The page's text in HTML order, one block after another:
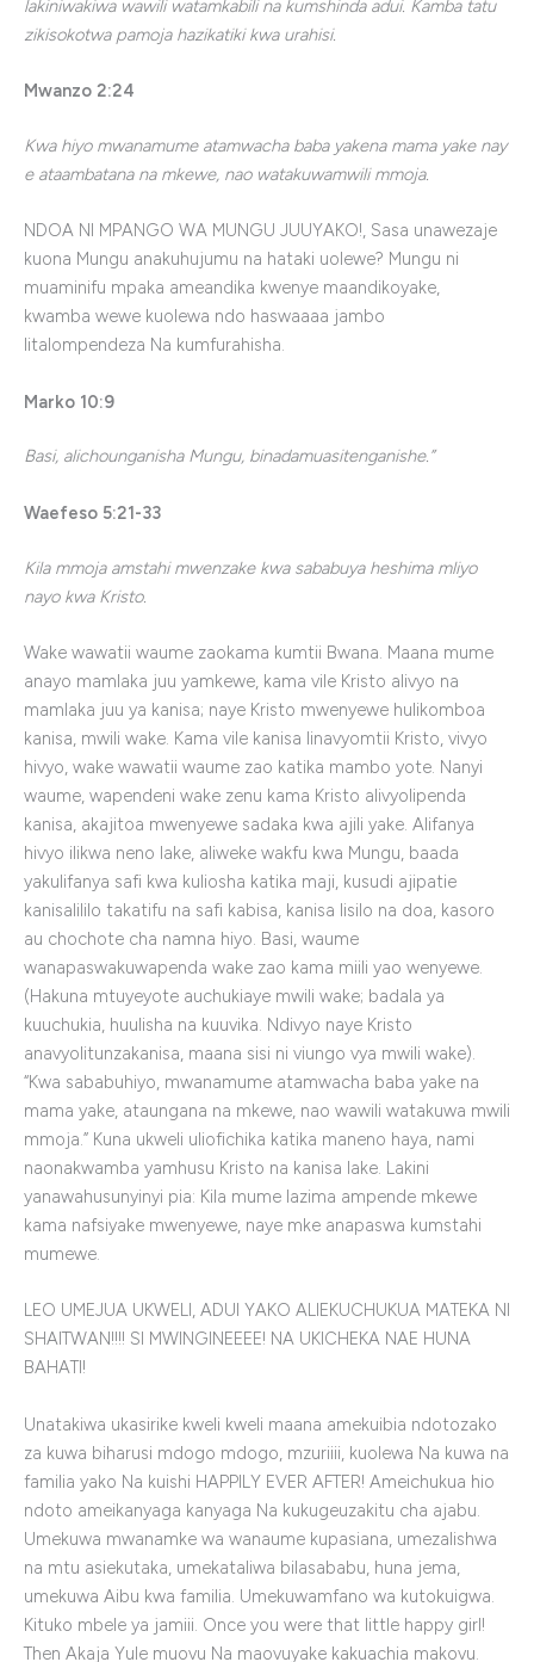
lakiniwakiwa wawili watamkabili na kumshinda adui. Kamba tatu
zikisokotwa pamoja hazikatiki kwa urahisi.
Mwanzo 2:24
Kwahiyo mwanamume atamwacha baba yakena mama yake nay
e ataambatana na mkewe, nao watakuwamwili mmoja.
NDOA NI MPANGO WA MUNGU JUUYAKO!, Sasa unawezaje
kuona Mungu anakuhujumu na hataki uolewe? Mungu ni
muaminifu mpaka ameandika kwenye maandikoyake,
kwamba wewe kuolewa ndo haswaaaa jambo
litalompendeza Na kumfurahisha.
Marko 10:9
Basi, alichounganisha Mungu, binadamuasitenganishe.”
Waefeso 5:21-33
Kila mmoja amstahi mwenzake kwa sababuya heshima mliyo
nayo kwa Kristo.
Wake wawatii waume zaokama kumtii Bwana. Maana mume
anayo mamlaka juu yamkewe, kama vile Kristo alivyo na
mamlaka juu ya kanisa; naye Kristo mwenyewe hulikomboa
kanisa, mwili wake. Kama vile kanisa linavyomtii Kristo, vivyo
hivyo, wake wawatii waume zao katika mambo yote. Nanyi
waume, wapendeni wake zenu kama Kristo alivyolipenda
kanisa, akajitoa mwenyewe sadaka kwa ajili yake. Alifanya
hivyo ilikwa neno lake, aliweke wakfu kwa Mungu, baada
yakulifanya safi kwa kuliosha katika maji, kusudi ajipatie
kanisalililo takatifu na safi kabisa, kanisa lisilo na doa, kasoro
au chochote cha namna hiyo. Basi, waume
wanapaswakuwapenda wake zao kama miili yao wenyewe.
(Hakuna mtuyeyote auchukiaye mwili wake; badala ya
kuuchukia, huulisha na kuuvika. Ndivyo naye Kristo
anavyolitunzakanisa, maana sisi ni viungo vya mwili wake).
“Kwa sababuhiyo, mwanamume atamwacha baba yake na
mama yake, ataungana na mkewe, nao wawili watakuwa mwili
mmoja.” Kuna ukweli uliofichika katika maneno haya, nami
naonakwamba yamhusu Kristo na kanisa lake. Lakini
yanawahusunyinyi pia: Kila mume lazima ampende mkewe
kama nafsiyake mwenyewe, naye mke anapaswa kumstahi
mumewe.
LEO UMEJUA UKWELI, ADUI YAKO ALIEKUCHUKUA MATEKA NI
SHAITWAN!!!! SI MWINGINEEEE! NA UKICHEKA NAE HUNA
BAHATI!
Unatakiwa ukasirike kweli kweli maana amekuibia ndotozako
za kuwa biharusi mdogo mdogo, mzuriiii, kuolewa Na kuwa na
familia yako Na kuishi HAPPILY EVER AFTER! Ameichukua hio
ndoto ameikanyaga kanyaga Na kukugeuzakitu cha ajabu.
Umekuwa mwanamke wa wanaume kupasiana, umezalishwa
na mtu asiekutaka, umekataliwa bilasababu, huna jema,
umekuwa Aibu kwa familia. Umekuwamfano wa kutokuigwa.
Kituko mbele ya jamiii. Once you were that little happy girl!
Then Akaja Yule muovu Na maovuyake kakuachia makovu.